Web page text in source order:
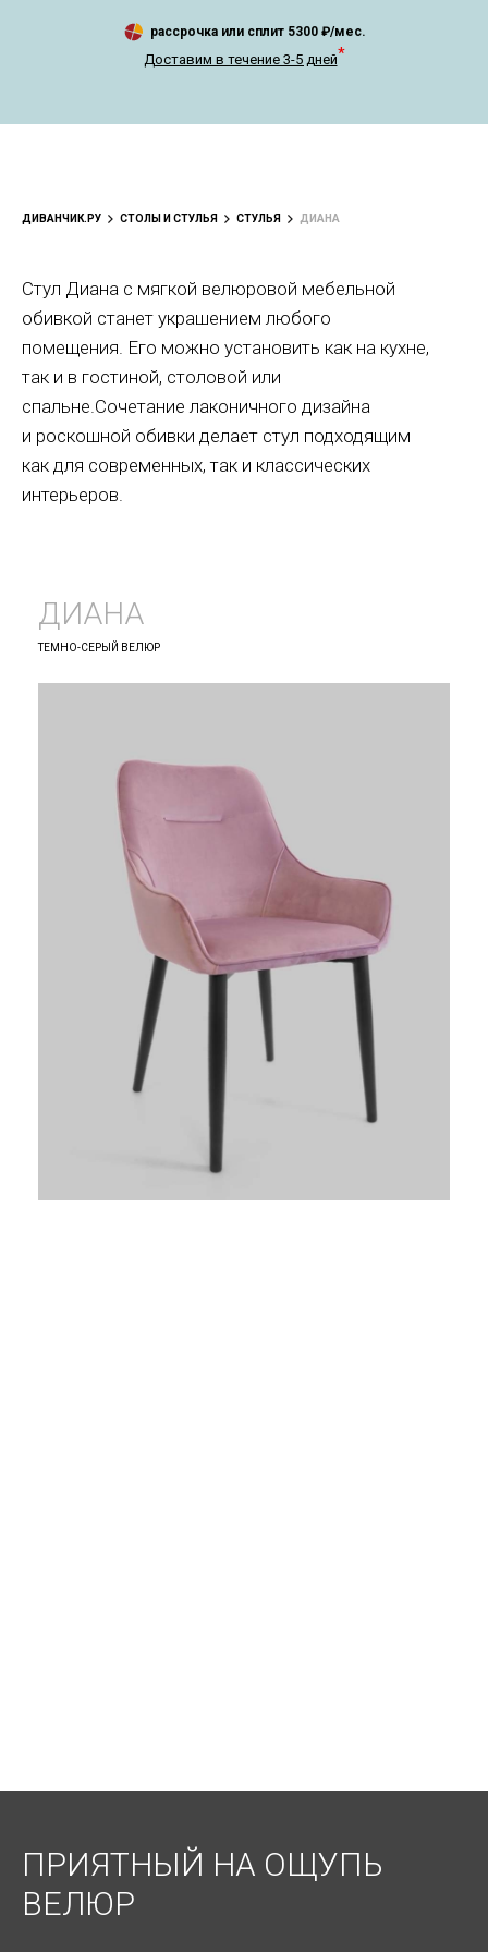
рассрочка или сплит 5300₽/мес.
Доставим в течение 3-5 дней*
ДИВАНЧИК.РУ СТОЛЫ И СТУЛЬЯ СТУЛЬЯ ДИАНА
Стул Диана с мягкой велюровой мебельной
обивкой станет украшением любого
помещения. Его можно установить как на кухне,
так и в гостиной, столовой или
спальне.Сочетание лаконичного дизайна
и роскошной обивки делает стул подходящим
как для современных, так и классических
интерьеров.
ДИАНА
ТЕМНО-СЕРЫЙ ВЕЛЮР
ПРИЯТНЫЙ НА ОЩУПЬ
ВЕЛЮР